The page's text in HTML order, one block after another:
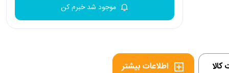
موجود شد خبرم کن
کالا اطلاعات بیشتر